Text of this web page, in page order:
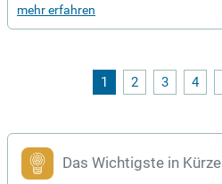
(Steuerung), vorzugsweise
mehr erfahren
1 2 3 4
Das Wichtigste in Kürze